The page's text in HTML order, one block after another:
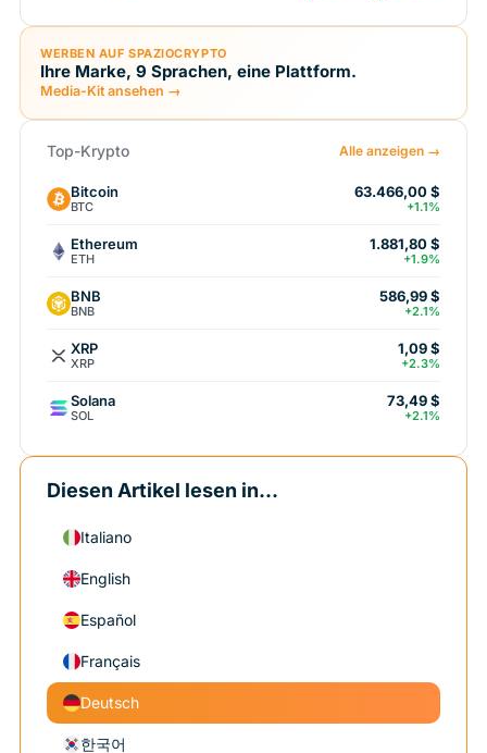
WERBEN AUF SPAZIOCRYPTO
Ihre Marke, 9 Sprachen, eine Plattform.
Media-Kit ansehen →
Top-Krypto Alle anzeigen →
Bitcoin
BTC
63.466,00 $
+1.1%
Ethereum
ETH
1.881,80 $
+1.9%
BNB
BNB
586,99 $
+2.1%
XRP
XRP
1,09 $
+2.3%
Solana
SOL
73,49 $
+2.1%
Diesen Artikel lesen in...
Italiano
English
Español
Français
Deutsch
한국어